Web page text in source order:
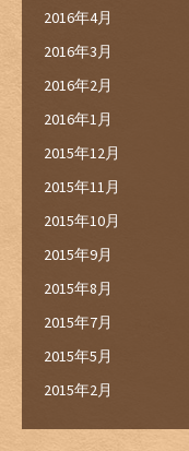
2016年4月
2016年3月
2016年2月
2016年1月
2015年12月
2015年11月
2015年10月
2015年9月
2015年8月
2015年7月
2015年5月
2015年2月